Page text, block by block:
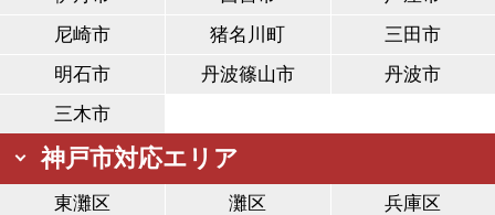
尼崎市
猪名川町
三田市
明石市
丹波篠山市
丹波市
三木市
神戸市対応エリア
東灘区 灘区
兵庫区